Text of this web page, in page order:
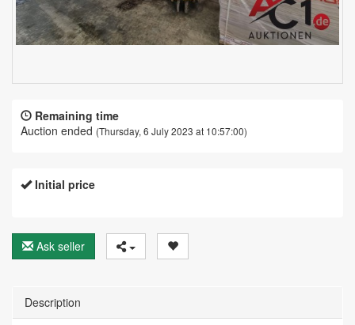
Remaining time
Auction ended (Thursday, 6 July 2023 at 10:57:00)
Initial price
Ask seller
Description